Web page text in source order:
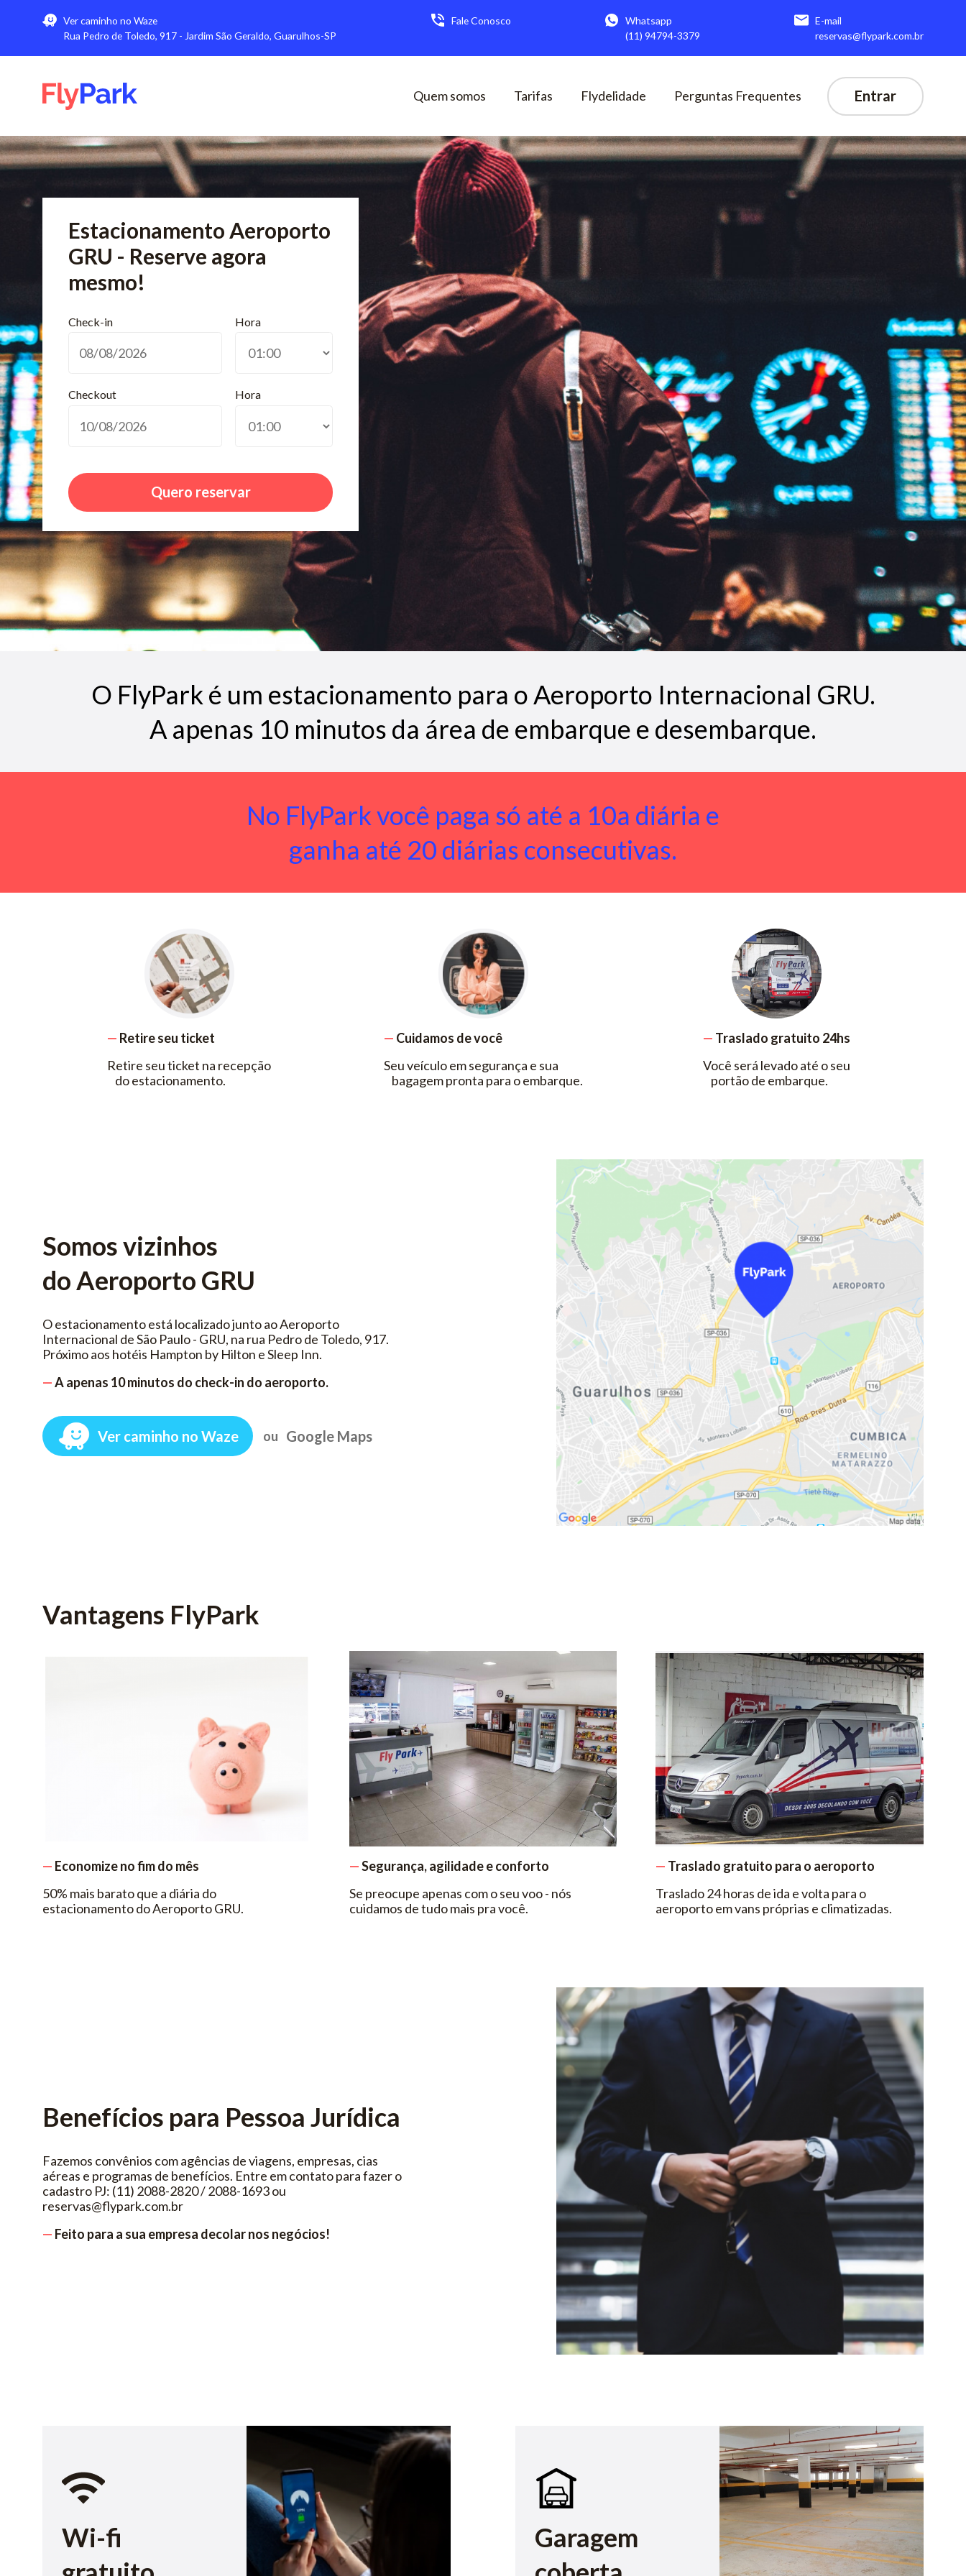
Ver caminho no Waze
Rua Pedro de Toledo, 917 - Jardim São Geraldo, Guarulhos-SP
Fale Conosco
Whatsapp
(11) 94794-3379
E-mail
reservas@flypark.com.br
FlyPark
Quem somos Tarifas Flydelidade Perguntas Frequentes Entrar
Estacionamento Aeroporto
GRU - Reserve agora
mesmo!
Check-in Hora
Checkout Hora
Quero reservar
O FlyPark é um estacionamento para o Aeroporto Internacional GRU.
A apenas 10 minutos da área de embarque e desembarque.
No FlyPark você paga só até a 10a diária e
ganha até 20 diárias consecutivas.
— Retire seu ticket
Retire seu ticket na recepção
do estacionamento.
— Cuidamos de você
Seu veículo em segurança e sua
bagagem pronta para o embarque.
— Traslado gratuito 24hs
Você será levado até o seu
portão de embarque.
Somos vizinhos
do Aeroporto GRU
O estacionamento está localizado junto ao Aeroporto
Internacional de São Paulo - GRU, na rua Pedro de Toledo, 917.
Próximo aos hotéis Hampton by Hilton e Sleep Inn.
—A apenas 10 minutos do check-in do aeroporto.
Ver caminho no Waze ou Google Maps
Vantagens FlyPark
— Economize no fim do mês
50% mais barato que a diária do
estacionamento do Aeroporto GRU.
—Segurança, agilidade e conforto
Se preocupe apenas com o seu voo - nós
cuidamos de tudo mais pra você.
— Traslado gratuito para o aeroporto
Traslado 24 horas de ida e volta para o
aeroporto em vans próprias e climatizadas.
Benefícios para Pessoa Jurídica
Fazemos convênios com agências de viagens, empresas, cias
aéreas e programas de benefícios. Entre em contato para fazer o
cadastro PJ: (11) 2088-2820 / 2088-1693 ou
reservas@flypark.com.br
— Feito para a sua empresa decolar nos negócios!
Wi-fi
Garagem